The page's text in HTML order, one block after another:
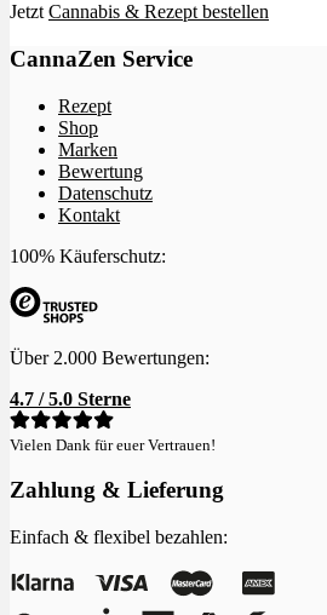
Jetzt Cannabis & Rezept bestellen
CannaZen Service
Rezept
Shop
Marken
Bewertung
Datenschutz
Kontakt
100% Käuferschutz:
Über 2.000 Bewertungen:
4.7 / 5.0 Sterne
Vielen Dank für euer Vertrauen!
Zahlung & Lieferung
Einfach & flexibel bezahlen: